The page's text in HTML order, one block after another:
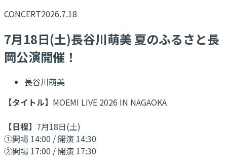
CONCERT2026.7.18
7月18日(土)長谷川萌美 夏のふるさと長
岡公演開催！
長谷川萌美
【タイトル】 MOEMI LIVE 2026 IN NAGAOKA
【日程】 7月18日(土)
①開場 14:00 / 開演 14:30
②開場 17:00 / 開演 17:30